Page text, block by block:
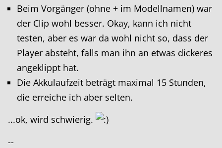
Beim Vorgänger (ohne + im Modellnamen) war
der Clip wohl besser. Okay, kann ich nicht
testen, aber es war da wohl nicht so, dass der
Player absteht, falls man ihn an etwas dickeres
angeklippt hat.
Die Akkulaufzeit beträgt maximal 15 Stunden,
die erreiche ich aber selten.
...ok, wird schwierig.
--